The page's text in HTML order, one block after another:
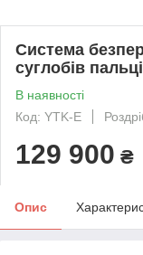
Система
суглобів
В наявності
Код: YTK-E
129 900 ₴
Опис